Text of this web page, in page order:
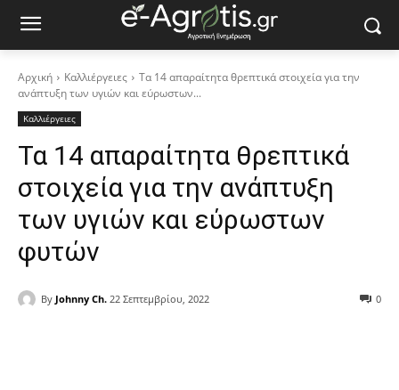
Αρχική Καλλιέργειες
Τα 14 απαραίτητα θρεπτικά στοιχεία για την
ανάπτυξη των υγιών και εύρωστων...
Καλλιέργειες
Τα 14 απαραίτητα θρεπτικά
στοιχεία για την ανάπτυξη
των υγιών και εύρωστων
φυτών
By Johnny Ch. 22 Σεπτεμβρίου, 2022 0